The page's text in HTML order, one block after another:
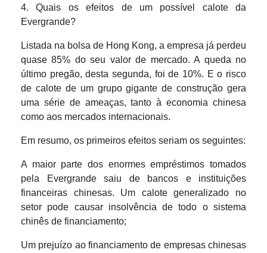
4. Quais os efeitos de um possível calote da
Evergrande?
Listada na bolsa de Hong Kong, a empresa já perdeu
quase 85% do seu valor de mercado. A queda no
último pregão, desta segunda, foi de 10%. E o risco
de calote de um grupo gigante de construção gera
uma série de ameaças, tanto à economia chinesa
como aos mercados internacionais.
Em resumo, os primeiros efeitos seriam os seguintes:
A maior parte dos enormes empréstimos tomados
pela Evergrande saiu de bancos e instituições
financeiras chinesas. Um calote generalizado no
setor pode causar insolvência de todo o sistema
chinês de financiamento;
Um prejuízo ao financiamento de empresas chinesas